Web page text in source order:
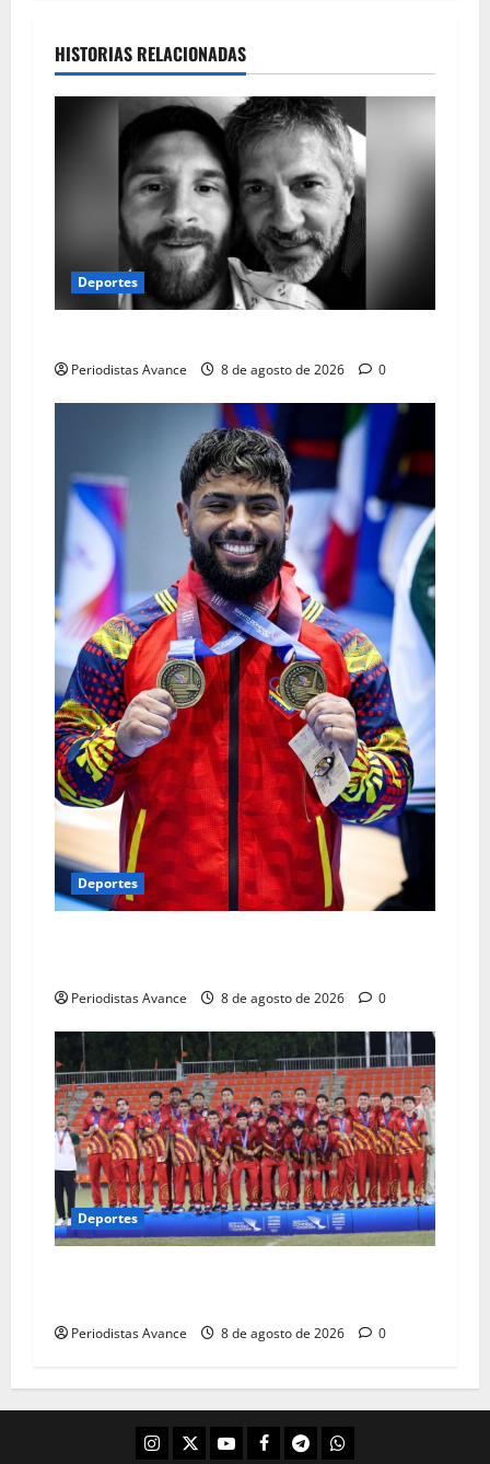
HISTORIAS RELACIONADAS
Deportes
Periodistas Avance 8 de agosto de 2026 0
Deportes
Periodistas Avance 8 de agosto de 2026 0
Deportes
Periodistas Avance 8 de agosto de 2026 0